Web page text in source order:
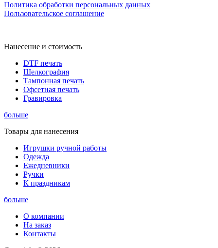
Политика обработки персональных данных
Пользовательское соглашение
Нанесение и стоимость
DTF печать
Шелкография
Тампонная печать
Офсетная печать
Гравировка
больше
Товары для нанесения
Игрушки ручной работы
Одежда
Ежедневники
Ручки
К праздникам
больше
О компании
На заказ
Контакты